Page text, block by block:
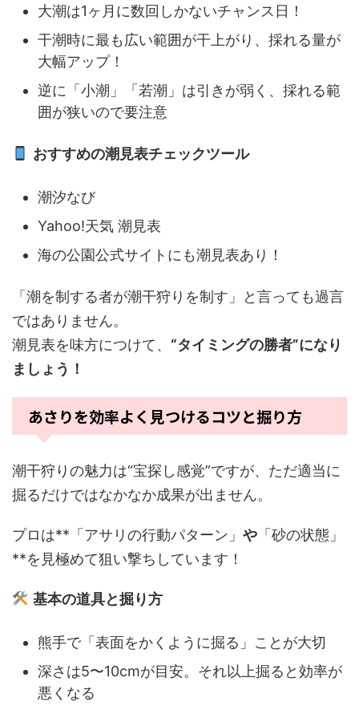
大潮は1ヶ月に数回しかないチャンス日！
干潮時に最も広い範囲が干上がり、採れる量が
大幅アップ！
逆に「小潮」「若潮」は引きが弱く、採れる範
囲が狭いので要注意
おすすめの潮見表チェックツール
潮汐なび
Yahoo!天気 潮見表
海の公園公式サイトにも潮見表あり！
「潮を制する者が潮干狩りを制す」と言っても過言
ではありません。
潮見表を味方につけて、 “タイミングの勝者”になり
ましょう！
あさりを効率よく見つけるコツと掘り方
潮干狩りの魅力は“宝探し感覚”ですが、ただ適当に
掘るだけではなかなか成果が出ません。
プロは**「アサリの行動パターン」 や 「砂の状態」
**を見極めて狙い撃ちしています！
基本の道具と掘り方
熊手で「表面をかくように掘る」ことが大切
深さは5〜10cmが目安。それ以上掘ると効率が
悪くなる